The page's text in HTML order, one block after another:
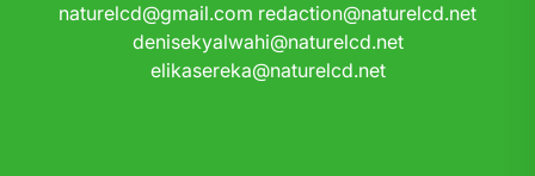
naturelcd@gmail.com redaction@naturelcd.net
denisekyalwahi@naturelcd.net
elikasereka@naturelcd.net